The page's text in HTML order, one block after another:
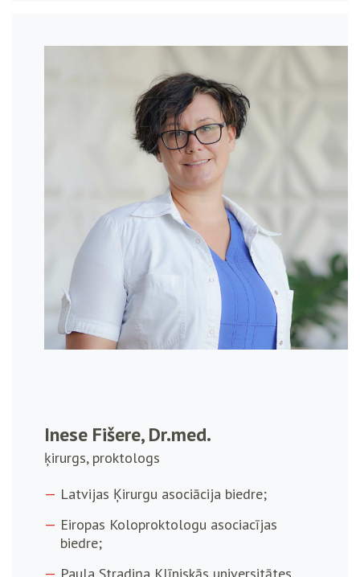
Inese Fišere, Dr.med.
ķirurgs, proktologs
Latvijas Ķirurgu asociācija biedre;
Eiropas Koloproktologu asociacījas
biedre;